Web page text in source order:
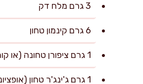
3 גרם מלח דק
6 גרם קינמון טחון
1 גרם ציפורן טחונה (או קורט נדיב)
1 גרם ג'ינג'ר טחון (אופציונלי, מוסיף חמימות)